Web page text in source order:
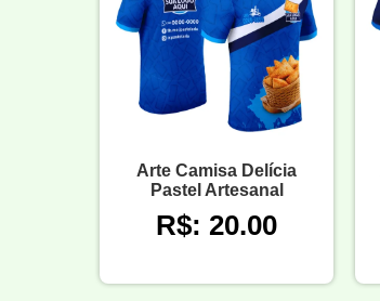
Arte Camisa Delícia
Pastel Artesanal
R$: 20.00